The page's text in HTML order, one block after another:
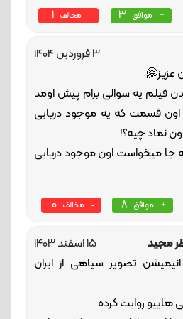
موافق 3 مخالف 1
3 فروردین 1404
عزیز🤗
فیلم یه سوالی برام پیش اومد
اون قسمت که یه موجود دریایی
نماد چیه؟!
جا میخواست اون موجود دریایی
موافق 8 مخالف 0
مجید
15 اسفند 1403
تصویر سیاهی از ایران
روایت کرده